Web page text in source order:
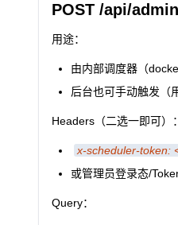
POST /api/
用途：
由内部调度器（
后台也可手动触发（
Headers（二选一即可）：
x-scheduler-token:
或管理员登录态/
Query：